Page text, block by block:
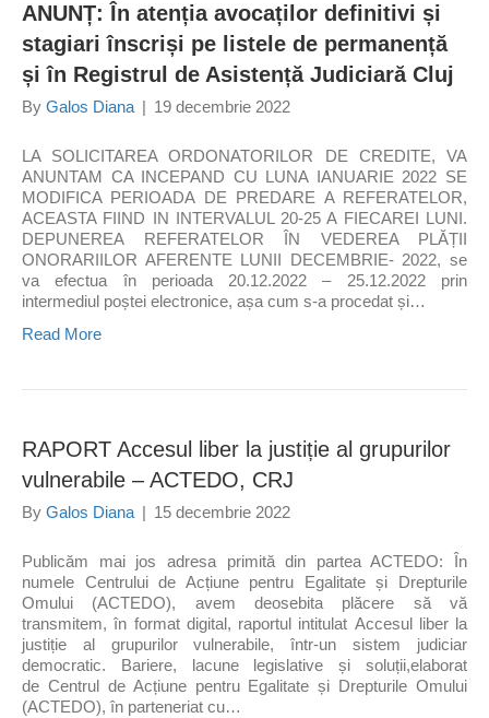
ANUNȚ: În atenția avocaților definitivi și
stagiari înscriși pe listele de permanență
și în Registrul de Asistență Judiciară Cluj
By Galos Diana | 19 decembrie 2022
LA SOLICITAREA ORDONATORILOR DE CREDITE, VA
ANUNTAM CA INCEPAND CU LUNA IANUARIE 2022 SE
MODIFICA PERIOADA DE PREDARE A REFERATELOR,
ACEASTA FIIND IN INTERVALUL 20-25 A FIECAREI LUNI.
DEPUNEREA REFERATELOR ÎN VEDEREA PLĂȚII
ONORARIILOR AFERENTE LUNII DECEMBRIE- 2022, se
va efectua în perioada 20.12.2022 – 25.12.2022 prin
intermediul poștei electronice, așa cum s-a procedat și…
Read More
RAPORT Accesul liber la justiție al grupurilor
vulnerabile – ACTEDO, CRJ
By Galos Diana | 15 decembrie 2022
Publicăm mai jos adresa primită din partea ACTEDO: În
numele Centrului de Acțiune pentru Egalitate și Drepturile
Omului (ACTEDO), avem deosebita plăcere să vă
transmitem, în format digital, raportul intitulat Accesul liber la
justiție al grupurilor vulnerabile, într-un sistem judiciar
democratic. Bariere, lacune legislative și soluții,elaborat
de Centrul de Acțiune pentru Egalitate și Drepturile Omului
(ACTEDO), în parteneriat cu…